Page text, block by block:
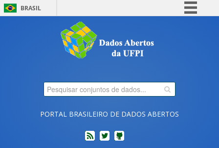
BRASIL
Comunica BR
Participe
Legislação
PORTAL BRASILEIRO DE DADOS ABERTOS